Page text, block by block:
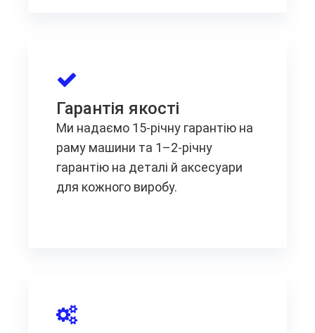
Гарантія якості
Ми надаємо 15-річну гарантію на
раму машини та 1–2-річну
гарантію на деталі й аксесуари
для кожного виробу.